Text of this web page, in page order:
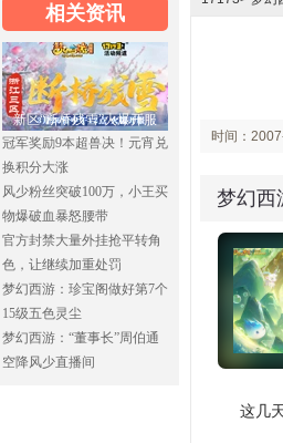
时间：
梦幻西
这几天
相关资讯
新区“断桥残雪”火爆开服
冠军奖励9本超兽决！元宵兑
换积分大涨
风少粉丝突破100万，小王买
物爆破血暴怒腰带
官方封禁大量外挂抢平转角
色，让继续加重处罚
梦幻西游：珍宝阁做好第7个
15级五色灵尘
梦幻西游：“董事长”周伯通
空降风少直播间